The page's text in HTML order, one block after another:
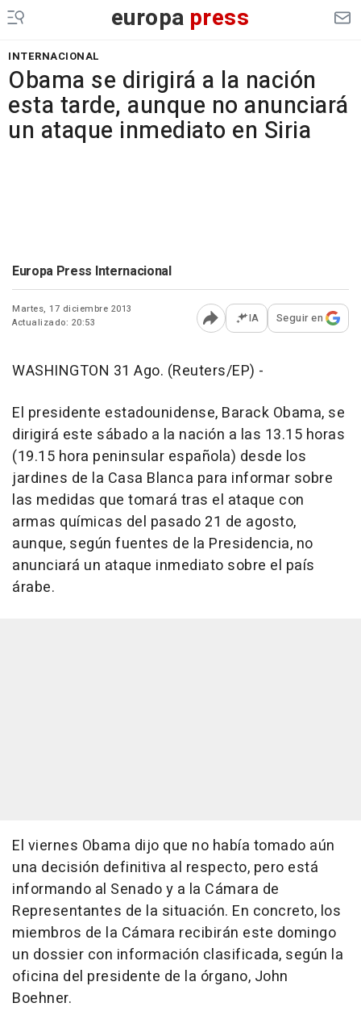
europa press
INTERNACIONAL
Obama se dirigirá a la nación
esta tarde, aunque no anunciará
un ataque inmediato en Siria
Europa Press Internacional
Martes, 17 diciembre 2013
Actualizado: 20:53
Abrir opciones para
IA Seguir en
WASHINGTON 31 Ago. (Reuters/EP) -
El presidente estadounidense, Barack Obama, se
dirigirá este sábado a la nación a las 13.15 horas
(19.15 hora peninsular española) desde los
jardines de la Casa Blanca para informar sobre
las medidas que tomará tras el ataque con
armas químicas del pasado 21 de agosto,
aunque, según fuentes de la Presidencia, no
anunciará un ataque inmediato sobre el país
árabe.
El viernes Obama dijo que no había tomado aún
una decisión definitiva al respecto, pero está
informando al Senado y a la Cámara de
Representantes de la situación. En concreto, los
miembros de la Cámara recibirán este domingo
un dossier con información clasificada, según la
oficina del presidente de la órgano, John
Boehner.